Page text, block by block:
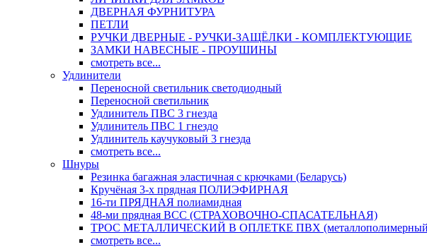
ДВЕРНАЯ ФУРНИТУРА
ПЕТЛИ
РУЧКИ ДВЕРНЫЕ - РУЧКИ-ЗАЩЁЛКИ - КОМПЛЕКТУЮЩИЕ
ЗАМКИ НАВЕСНЫЕ - ПРОУШИНЫ
смотреть все...
Удлинители
Переносной светильник светодиодный
Переносной светильник
Удлинитель ПВС 3 гнезда
Удлинитель ПВС 1 гнездо
Удлинитель каучуковый 3 гнезда
смотреть все...
Шнуры
Резинка багажная эластичная с крючками (Беларусь)
Кручёная 3-х прядная ПОЛИЭФИРНАЯ
16-ти ПРЯДНАЯ полиамидная
48-ми прядная ВСС (СТРАХОВОЧНО-СПАСАТЕЛЬНАЯ)
ТРОС МЕТАЛЛИЧЕСКИЙ В ОПЛЕТКЕ ПВХ
смотреть все...